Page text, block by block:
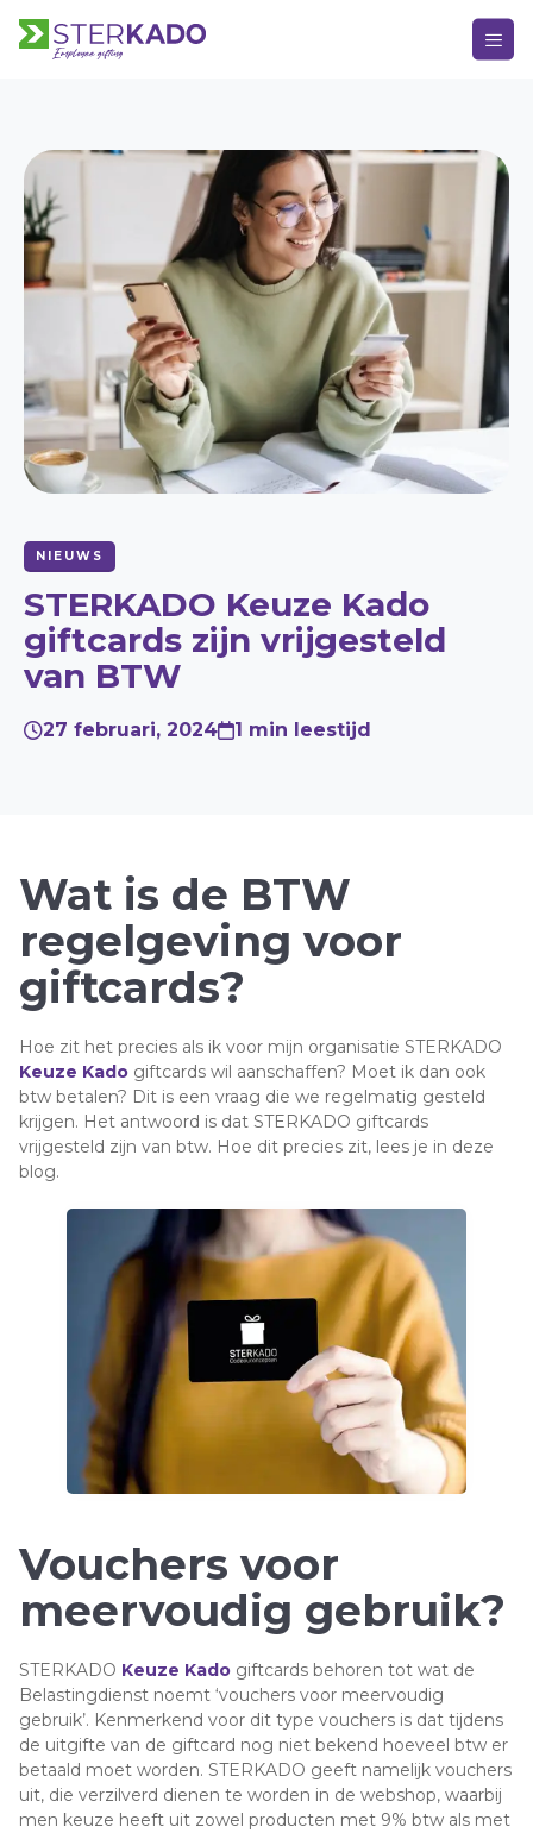
HOOFDMENU
Keuze Kado
Kerstpakketten
Bedankje
Verjaardag
Alle momenten
Vacatures
Contact
Giftcard verzilveren
Offerte aanvragen
NIEUWS
STERKADO Keuze Kado
giftcards zijn vrijgesteld
van BTW
27 februari, 2024 1 min leestijd
Wat is de BTW
regelgeving voor
giftcards?
Hoe zit het precies als ik voor mijn organisatie STERKADO
Keuze Kado giftcards wil aanschaffen? Moet ik dan ook
btw betalen? Dit is een vraag die we regelmatig gesteld
krijgen. Het antwoord is dat STERKADO giftcards
vrijgesteld zijn van btw. Hoe dit precies zit, lees je in deze
blog.
Vouchers voor
meervoudig gebruik?
STERKADO Keuze Kado giftcards behoren tot wat de
Belastingdienst noemt ‘vouchers voor meervoudig
gebruik’. Kenmerkend voor dit type vouchers is dat tijdens
de uitgifte van de giftcard nog niet bekend hoeveel btw er
betaald moet worden. STERKADO geeft namelijk vouchers
uit, die verzilverd dienen te worden in de webshop, waarbij
men keuze heeft uit zowel producten met 9% btw als met